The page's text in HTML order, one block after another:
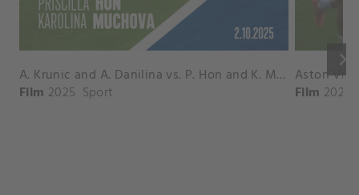
keyboard_arrow_right
A. Krunic and A. Danilina vs. P. Hon and K. Muchova Match Highlights - BEIJING_Capital Group Diamond ( October 02, 2025)
Film 2025 Sport Film 2026